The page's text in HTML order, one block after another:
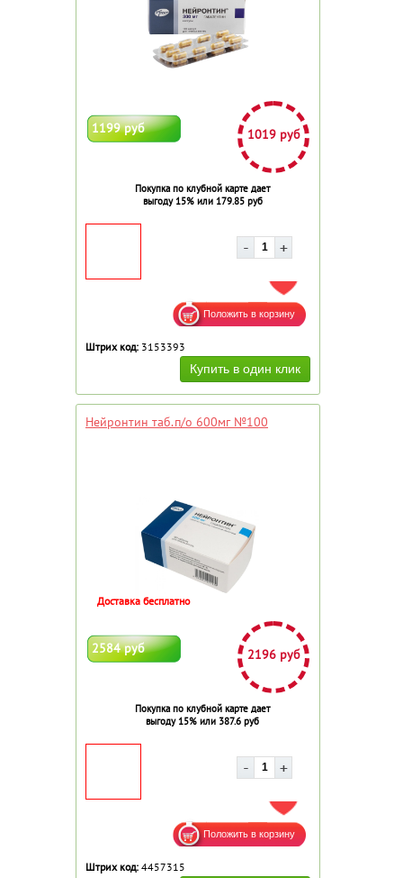
1199 руб 1019 руб
Покупка по клубной карте дает
выгоду 15% или 179.85 руб
ДОБАВИТЬ В ИЗБРАННОЕ
Штрих код: 3153393
Нейронтин таб.п/о 600мг №100
2584 руб 2196 руб
Покупка по клубной карте дает
выгоду 15% или 387.6 руб
Доставка бесплатно
ДОБАВИТЬ В ИЗБРАННОЕ
Штрих код: 4457315